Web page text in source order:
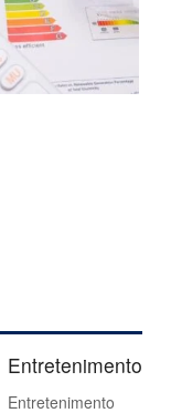
Entretenimento
Entretenimento